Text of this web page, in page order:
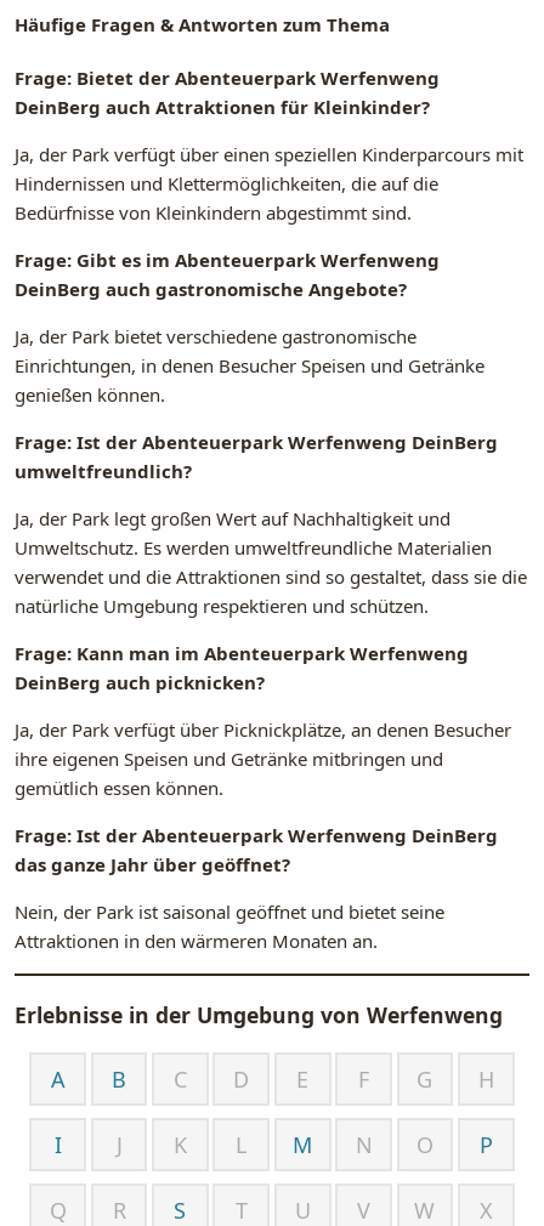
Häufige Fragen & Antworten zum Thema
Frage: Bietet der Abenteuerpark Werfenweng
DeinBerg auch Attraktionen für Kleinkinder?
Ja, der Park verfügt über einen speziellen Kinderparcours mit
Hindernissen und Klettermöglichkeiten, die auf die
Bedürfnisse von Kleinkindern abgestimmt sind.
Frage: Gibt es im Abenteuerpark Werfenweng
DeinBerg auch gastronomische Angebote?
Ja, der Park bietet verschiedene gastronomische
Einrichtungen, in denen Besucher Speisen und Getränke
genießen können.
Frage: Ist der Abenteuerpark Werfenweng DeinBerg
umweltfreundlich?
Ja, der Park legt großen Wert auf Nachhaltigkeit und
Umweltschutz. Es werden umweltfreundliche Materialien
verwendet und die Attraktionen sind so gestaltet, dass sie die
natürliche Umgebung respektieren und schützen.
Frage: Kann man im Abenteuerpark Werfenweng
DeinBerg auch picknicken?
Ja, der Park verfügt über Picknickplätze, an denen Besucher
ihre eigenen Speisen und Getränke mitbringen und
gemütlich essen können.
Frage: Ist der Abenteuerpark Werfenweng DeinBerg
das ganze Jahr über geöffnet?
Nein, der Park ist saisonal geöffnet und bietet seine
Attraktionen in den wärmeren Monaten an.
Erlebnisse in der Umgebung von Werfenweng
A B C D E F G H
I J K L M N O P
Q R S T U V W X